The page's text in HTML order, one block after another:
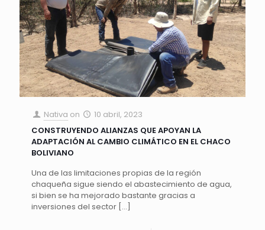
Nativa on
10 abril, 2023
CONSTRUYENDO ALIANZAS QUE APOYAN LA
ADAPTACIÓN AL CAMBIO CLIMÁTICO EN EL CHACO
BOLIVIANO
Una de las limitaciones propias de la región
chaqueña sigue siendo el abastecimiento de agua,
si bien se ha mejorado bastante gracias a
inversiones del sector […]